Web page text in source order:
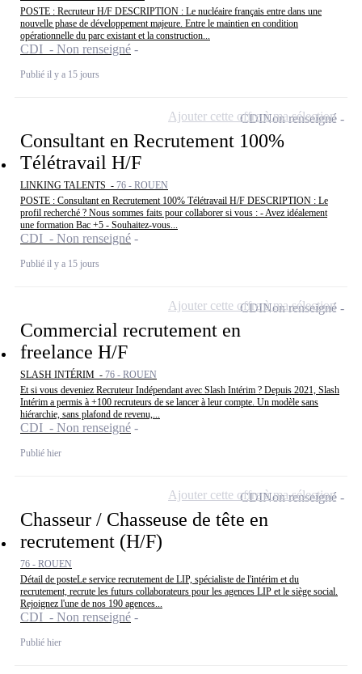
POSTE : Recruteur H/F DESCRIPTION : Le nucléaire français entre dans une
nouvelle phase de développement majeure. Entre le maintien en condition
opérationnelle du parc existant et la construction...
CDI - Non renseigné
Publié il y a 15 jours
Consultant en Recrutement 100%
Télétravail H/F
LINKING TALENTS - 76 - ROUEN
POSTE : Consultant en Recrutement 100% Télétravail H/F DESCRIPTION : Le
profil recherché ? Nous sommes faits pour collaborer si vous : - Avez idéalement
une formation Bac +5 - Souhaitez-vous...
CDI - Non renseigné
Publié il y a 15 jours
CDINon renseigné
Ajouter cette offre à ma sélection
Commercial recrutement en
freelance H/F
SLASH INTÉRIM - 76 - ROUEN
Et si vous deveniez Recruteur Indépendant avec Slash Intérim ? Depuis 2021, Slash
Intérim a permis à +100 recruteurs de se lancer à leur compte. Un modèle sans
hiérarchie, sans plafond de revenu,...
CDI - Non renseigné
Publié hier
CDINon renseigné
Ajouter cette offre à ma sélection
Chasseur / Chasseuse de tête en
recrutement (H/F)
76 - ROUEN
Détail de posteLe service recrutement de LIP, spécialiste de l'intérim et du
recrutement, recrute les futurs collaborateurs pour les agences LIP et le siège social.
Rejoignez l'une de nos 190 agences...
CDI - Non renseigné
Publié hier
CDINon renseigné
Ajouter cette offre à ma sélection